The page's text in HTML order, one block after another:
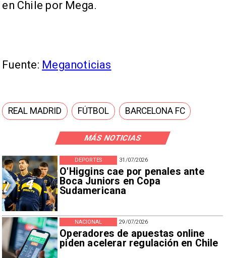
MÁS NOTICIAS
31/07/2026
O'Higgins cae por penales ante
Boca Juniors en Copa
Sudamericana
DEPORTES
29/07/2026
Operadores de apuestas online
piden acelerar regulación en Chile
NACIONAL
en Chile por Mega.
Fuente: Meganoticias
REAL MADRID FÚTBOL BARCELONA FC